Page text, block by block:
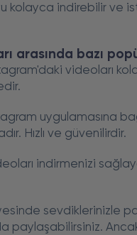
kolayca indirebilir ve
arasında bazı
videoları
uygulamasına
Hızlı ve güvenilirdir.
indirmenizi
sevdiklerinizle